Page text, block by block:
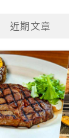
近期文章